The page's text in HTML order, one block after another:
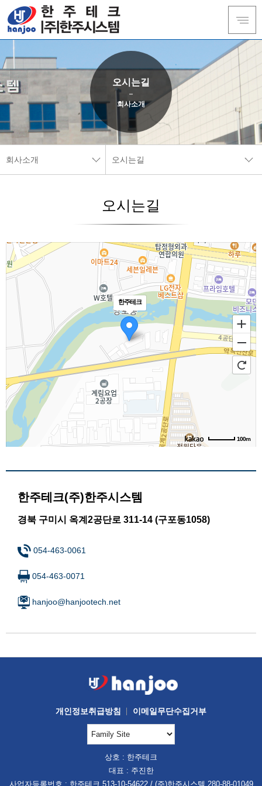
오시는길
회사소개
회사소개 오시는길
고객서비스
회사개요
인증서
오시는길
한주테크
100m
한주테크(주)한주시스템
경북 구미시 옥계2공단로 311-14 (구포동1058)
054-463-0061
054-463-0071
hanjoo@hanjootech.net
개인정보취급방침 이메일무단수집거부
상호 : 한주테크
대표 : 주진한
사업자등록번호 : 한주테크 513-10-54622 /(주)한주시스템 280-88-01049